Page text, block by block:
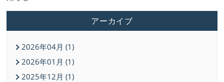
アーカイブ
2026年04月 (1)
2026年01月 (1)
2025年12月 (1)